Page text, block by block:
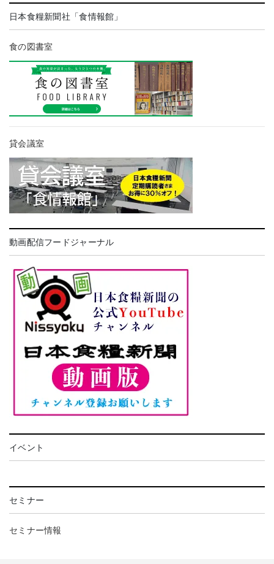
日本食糧新聞社「食情報館」
食の図書室
貸会議室
動画配信フードジャーナル
イベント
セミナー
セミナー情報